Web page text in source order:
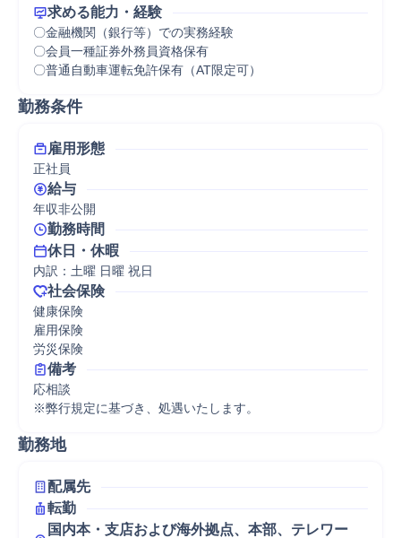
求める能力・経験
〇金融機関（銀行等）での実務経験
〇会員一種証券外務員資格保有
〇普通自動車運転免許保有（AT限定可）
勤務条件
雇用形態
正社員
給与
年収非公開
勤務時間
休日・休暇
内訳：土曜 日曜 祝日
社会保険
健康保険
雇用保険
労災保険
備考
応相談
※弊行規定に基づき、処遇いたします。
勤務地
配属先
転勤
国内本・支店および海外拠点、本部、テレワー